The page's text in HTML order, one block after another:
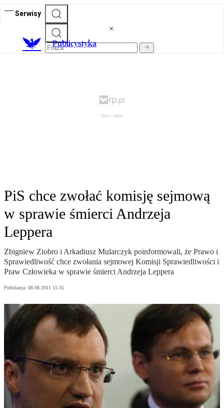
Serwisy
Publicystyka
PiS chce zwołać komisję sejmową
w sprawie śmierci Andrzeja
Leppera
Zbigniew Ziobro i Arkadiusz Mularczyk poinformowali, że Prawo i
Sprawiedliwość chce zwołania sejmowej Komisji Sprawiedliwości i
Praw Człowieka w sprawie śmierci Andrzeja Leppera
Publikacja: 08.08.2011 15:35